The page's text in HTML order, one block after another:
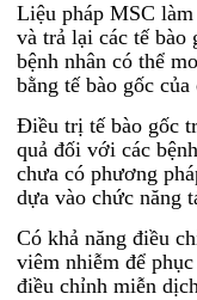
Liệu pháp MSC
và trả lại các tế bào
bệnh nhân có thể
bằng tế bào gốc
Điều trị tế bào gốc
quả đối với các
chưa có phương
dựa vào chức năng
Có khả năng điều
viêm nhiễm để
điều chỉnh miễn